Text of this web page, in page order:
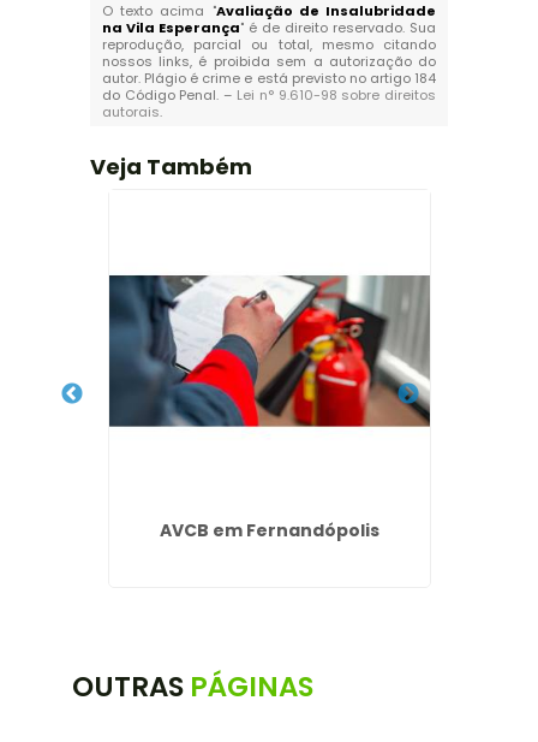
O texto acima "Avaliação de Insalubridade
na Vila Esperança" é de direito reservado. Sua
reprodução, parcial ou total, mesmo citando
nossos links, é proibida sem a autorização do
autor. Plágio é crime e está previsto no artigo 184
do Código Penal. – Lei n° 9.610-98 sobre direitos
autorais.
Veja Também
AVCB em Fernandópolis
OUTRAS PÁGINAS